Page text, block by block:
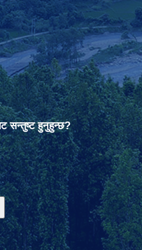
सन्तुष्ट हुनुहुन्छ?